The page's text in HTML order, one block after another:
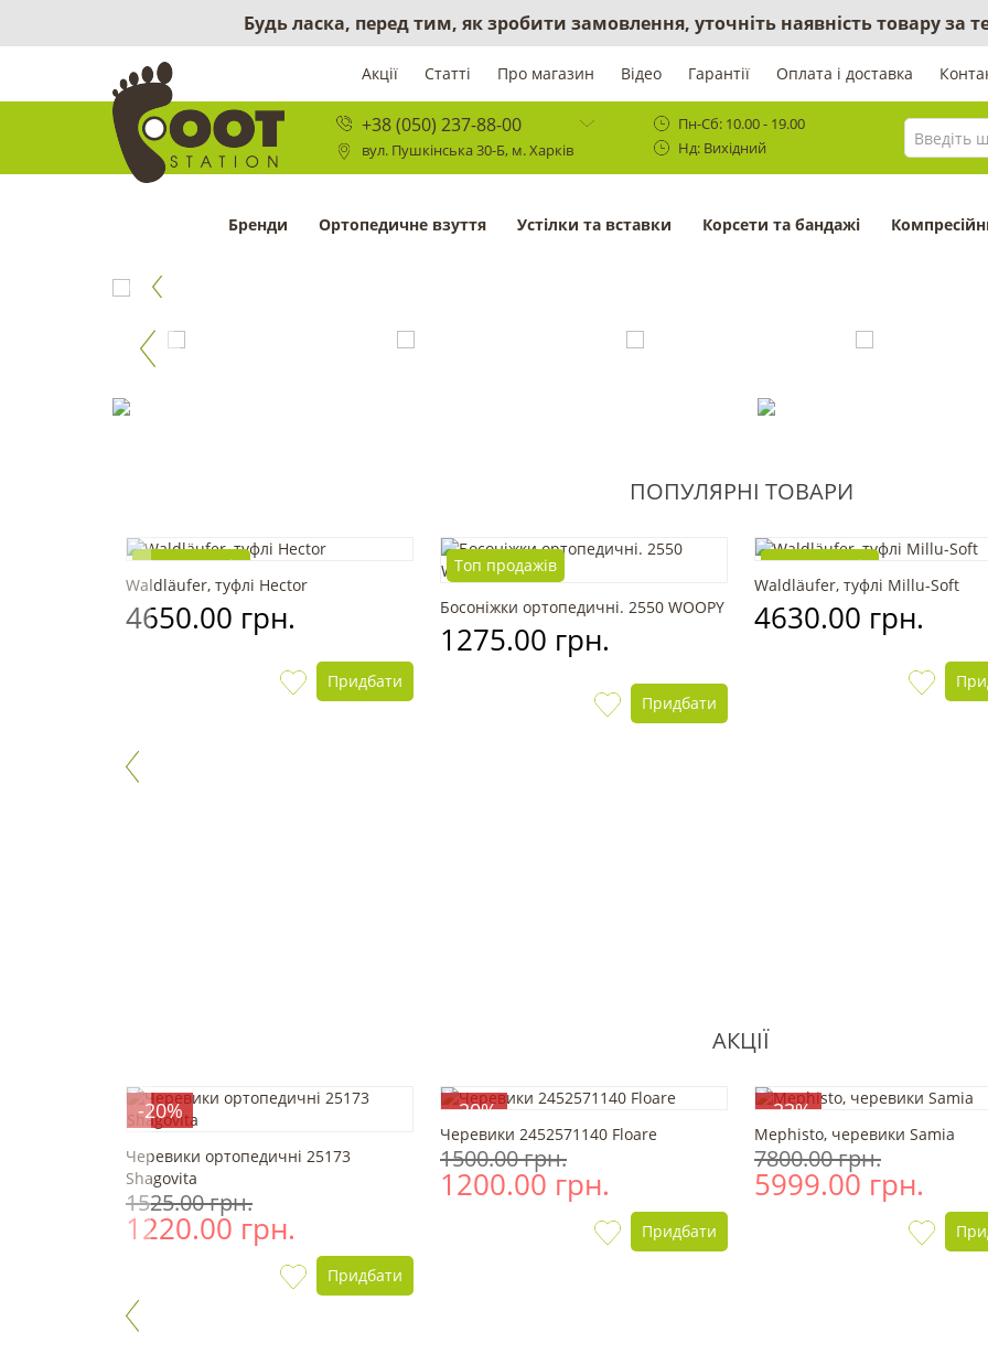
Будь ласка, перед тим, як зробити замовлення, уточніть наявність товару за
Акції Статті Про магазин Відео Гарантії Оплата і доставка
+38 (050) 237-88-00
вул. Пушкінська 30-Б, м. Харків
Пн-Сб: 10.00 - 19.00
Нд: Вихідний
Бренди Ортопедичне взуття Устілки та вставки Корсети та бандажі
ПОПУЛЯРНІ ТОВАРИ
Топ продажів
Waldläufer, туфлі Hector
4650.00 грн.
Придбати
Топ продажів
Босоніжки ортопедичні. 2550 WOOPY
1275.00 грн.
Придбати
Топ продажів
Waldläufer, туфлі Millu-Soft
4630.00 грн.
АКЦІЇ
-20%
Черевики ортопедичні 25173
Shagovita
1525.00 грн.
1220.00 грн.
Придбати
-20%
Черевики 2452571140 Floare
1500.00 грн.
1200.00 грн.
Придбати
-23%
Mephisto, черевики Samia
7800.00 грн.
5999.00 грн.